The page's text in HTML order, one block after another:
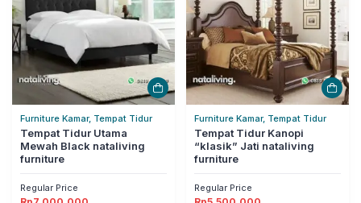
Furniture Kamar, Tempat Tidur
Tempat Tidur Utama
Mewah Black nataliving
furniture
Regular Price
Furniture Kamar, Tempat Tidur
Tempat Tidur Kanopi
“klasik” Jati nataliving
furniture
Regular Price